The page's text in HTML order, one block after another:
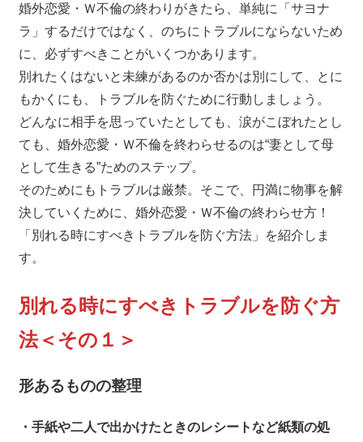
婚外恋愛・Ｗ不倫の終わりがきたら、単純に「サヨナ
ラ」するだけではなく、のちにトラブルにならないため
に、必ずすべきことがいくつかあります。
別れたくはないと未練があるのか否かは別にして、とに
もかくにも、トラブルを防ぐために行動しましょう。
どんなに相手を思っていたとしても、涙がこぼれたとし
ても、婚外恋愛・Ｗ不倫を終わらせるのは“妻として母
として生きる”ためのステップ。
そのためにもトラブルは厳禁。そこで、円満に物事を解
決していくために、婚外恋愛・Ｗ不倫の終わらせ方！
「別れる時にすべきトラブルを防ぐ方法」を紹介しま
す。
別れる時にすべきトラブルを防ぐ方
法＜その１＞
形あるものの整理
・手紙や二人で出かけたときのレシートなど紙類の処